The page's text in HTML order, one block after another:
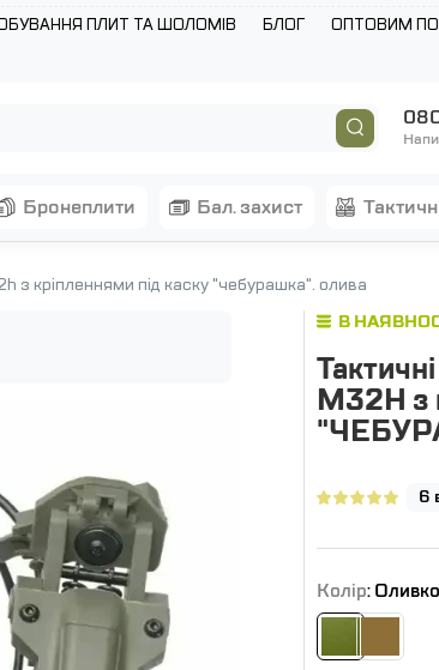
ПЛИТ ТА ШОЛОМІВ БЛОГ ОПТОВИМ
бронеплити бал. захист
з кріпленнями під каску "чебурашка". олива
В
M32H з
6
Колір: